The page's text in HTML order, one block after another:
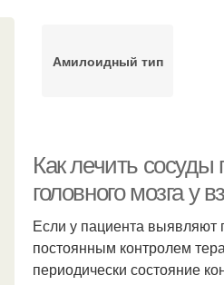
Амилоидный тип
Как лечить сосуды
головного мозга у
Если у пациента выявляют
постоянным контролем
периодически состояние